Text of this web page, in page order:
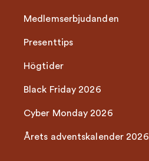
Medlemserbjudanden
Presenttips
Högtider
Black Friday 2026
Cyber Monday 2026
Årets adventskalender 2026